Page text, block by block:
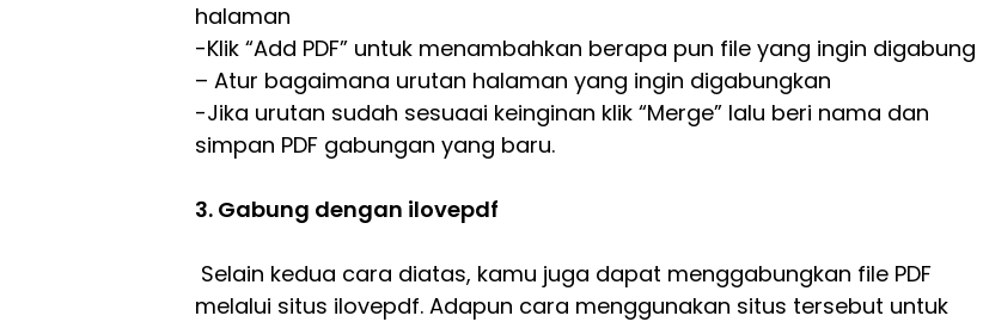
halaman
-Klik “Add PDF” untuk menambahkan berapa pun file yang ingin digabung
– Atur bagaimana urutan halaman yang ingin digabungkan
-Jika urutan sudah sesuaai keinginan klik “Merge” lalu beri nama dan
simpan PDF gabungan yang baru.
3. Gabung dengan ilovepdf
Selain kedua cara diatas, kamu juga dapat menggabungkan file PDF
melalui situs ilovepdf. Adapun cara menggunakan situs tersebut untuk